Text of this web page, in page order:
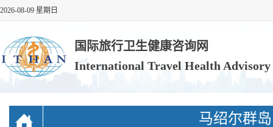
2026-08-09 星期日
国际旅行卫生健康咨询网
International Travel Health
马绍尔群岛